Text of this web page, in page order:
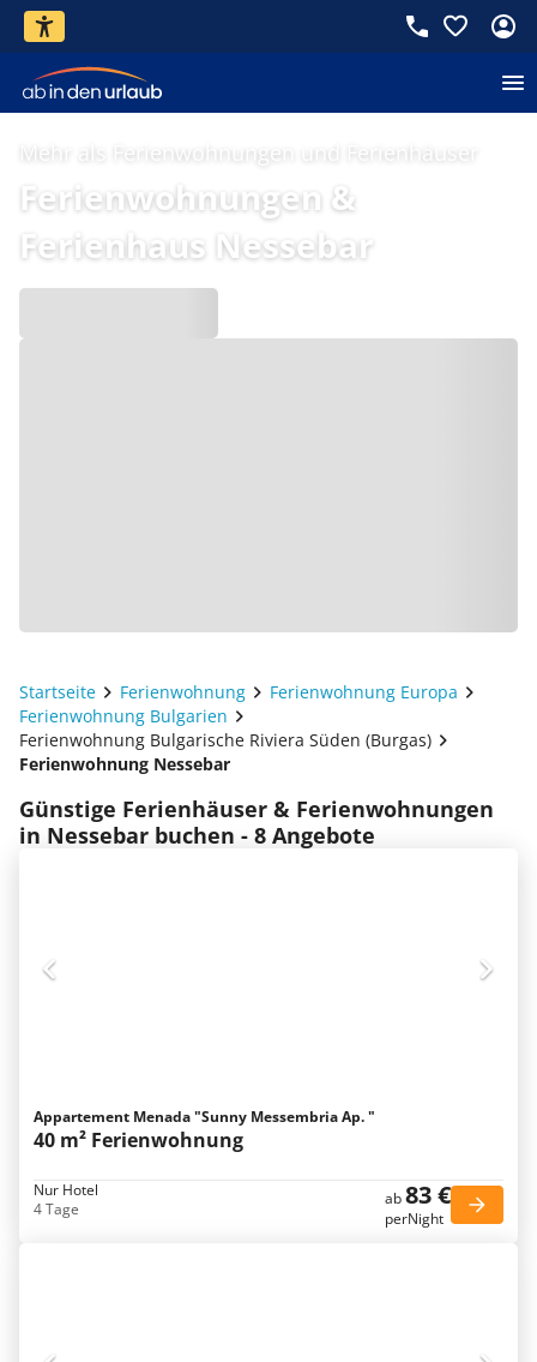
Mehr als Ferienwohnungen und Ferienhäuser
Ferienwohnungen &
Ferienhaus Nessebar
Startseite Ferienwohnung
Ferienwohnung Europa
Ferienwohnung Bulgarien
Ferienwohnung Bulgarische Riviera Süden (Burgas)
Ferienwohnung Nessebar
Günstige Ferienhäuser & Ferienwohnungen
in Nessebar buchen - 8 Angebote
Appartement Menada "Sunny Messembria Ap. "
40 m² Ferienwohnung
Nur Hotel
4 Tage
ab83 €
perNight